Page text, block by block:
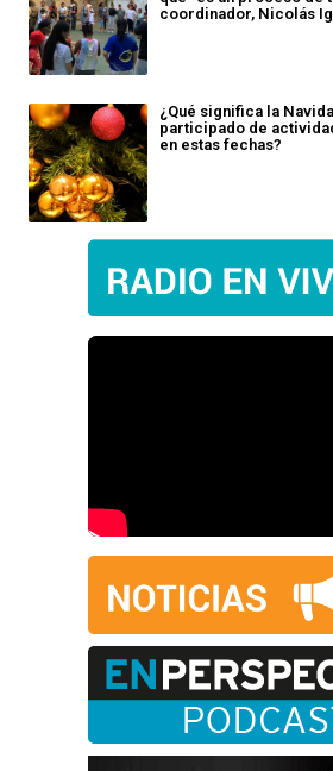
coordinador, Nicolás
¿Qué significa la
participado de
en estas fechas?